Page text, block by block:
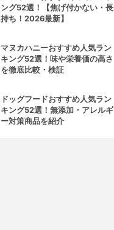
ング52選！【焦げ付かない・長
持ち！2026最新】
マヌカハニーおすすめ人気ラン
キング52選！味や栄養価の高さ
を徹底比較・検証
ドッグフードおすすめ人気ラン
キング52選！無添加・アレルギ
ー対策商品を紹介